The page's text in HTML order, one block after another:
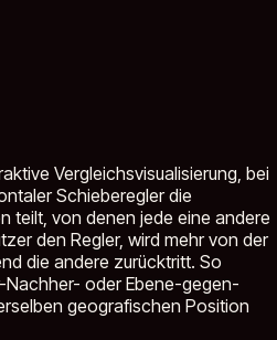
Vergleichsvisualisierung, bei
Schieberegler die
teilt, von denen jede eine andere
den Regler, wird mehr von der
die andere zurücktritt. So
oder Ebene-gegen-
geografischen Position